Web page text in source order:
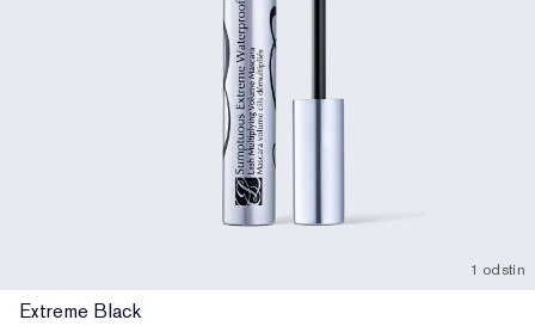
1 odstín
Extreme Black